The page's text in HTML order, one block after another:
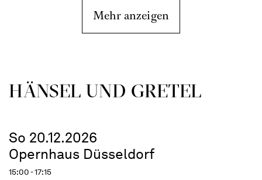
Mehr anzeigen
HÄNSEL UND GRETEL
So 20.12.2026
Opernhaus Düsseldorf
15:00 - 17:15